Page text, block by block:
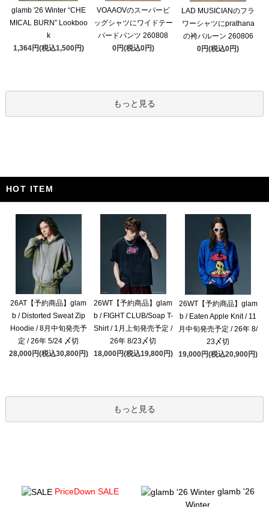
glamb '26 Winter “CHE
MICAL BURN” Lookboo
k
1,364円(税込1,500円)
VOAAOVのスーパービ
ッグシャツにワイドテー
パードパンツ 260808
0円(税込0円)
LAD MUSICIANのフラ
ワーシャツにprathana
の袴バルーン 260806
0円(税込0円)
もっと見る
HOT ITEM
26AT【予約商品】glam
b / Distorted Sweat Zip
Hoodie / 8月中旬発売予
定 / 26年 5/24 〆切
28,000円(税込30,800円)
26WT【予約商品】glam
b / FIGHT CLUB/Soap T-
Shirt / 1月上旬発売予定 /
26年 8/23〆切
18,000円(税込19,800円)
26WT【予約商品】glam
b / Eaten Apple Knit / 11
月中旬発売予定 / 26年 8/
23〆切
19,000円(税込20,900円)
もっと見る
PriceDown SALE
glamb '26
Winter